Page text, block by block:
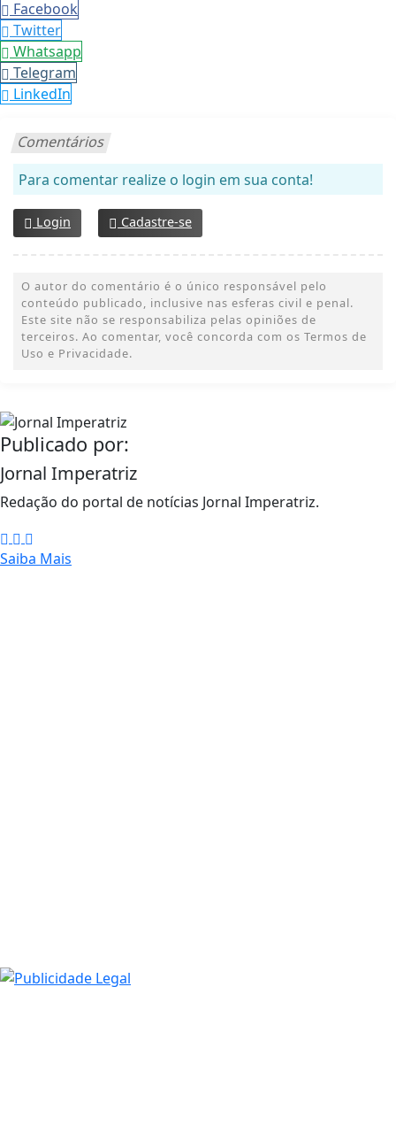
Facebook
Twitter
Whatsapp
Telegram
LinkedIn
Comentários
Para comentar realize o login em sua conta!
Login Cadastre-se
O autor do comentário é o único responsável pelo
conteúdo publicado, inclusive nas esferas civil e penal.
Este site não se responsabiliza pelas opiniões de
terceiros. Ao comentar, você concorda com os Termos de
Uso e Privacidade.
Publicado por:
Jornal Imperatriz
Redação do portal de notícias Jornal Imperatriz.
Saiba Mais